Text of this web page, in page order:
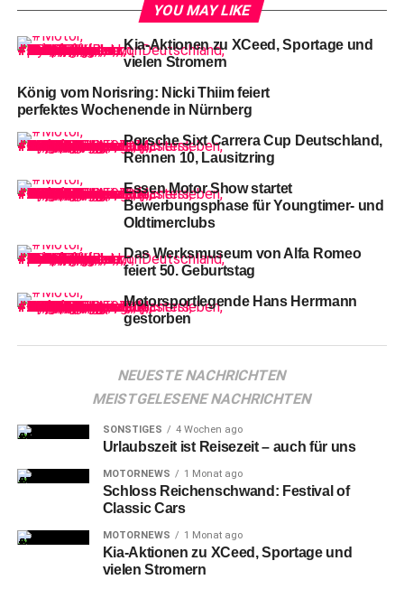
Alexander Pollich, Vorsitzender der Geschäftsführung der Porsche
„Fürdie 33. Saison des Porsche Carrera Cup
Deutschland ist es uns wieder gelungen, ein attraktives
Gesamtpaket zu schnüren. Rennen im Rahmen von den
drei Top-Serien FIA WEC, ADAC GT Masters und der
DTM garantieren attraktiven Motorsport auf tollen
Strecken. Ich persönlich freue mich jetzt schon darauf,
wenn beim Auftakt in Spa-Francorchamps 32 Fahrzeuge
durch die berühmte Eau Rouge fahren“, sagt Alexander
Pollich, Vorsitzender der Geschäftsführung der Porsche
Deutschland GmbH.
YOU MAY LIKE
Kia-Aktionen zu XCeed, Sportage und
vielen Stromern
König vom Norisring: Nicki Thiim feiert
perfektes Wochenende in Nürnberg
Porsche Sixt Carrera Cup Deutschland,
Rennen 10, Lausitzring
Essen Motor Show startet
Bewerbungsphase für Youngtimer- und
Oldtimerclubs
Das Werksmuseum von Alfa Romeo
feiert 50. Geburtstag
Motorsportlegende Hans Herrmann
gestorben
NEUESTE NACHRICHTEN
MEISTGELESENE NACHRICHTEN
SONSTIGES 4 Wochen ago
Urlaubszeit ist Reisezeit – auch für uns
MOTORNEWS 1 Monat ago
Schloss Reichenschwand: Festival of
Classic Cars
MOTORNEWS 1 Monat ago
Kia-Aktionen zu XCeed, Sportage und
vielen Stromern